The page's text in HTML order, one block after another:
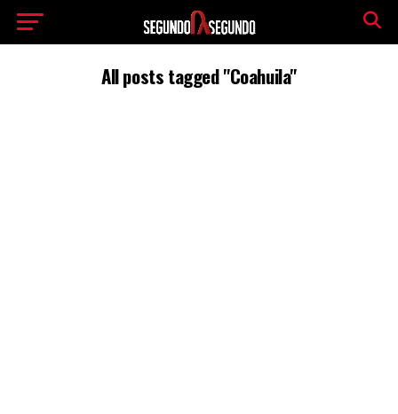
All posts tagged "Coahuila"